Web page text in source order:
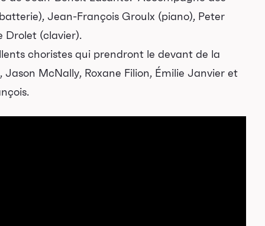
Jean-François Groulx (piano), Peter
Drolet (clavier).
choristes qui prendront le devant de la
Jason McNally, Roxane Filion, Émilie Janvier et